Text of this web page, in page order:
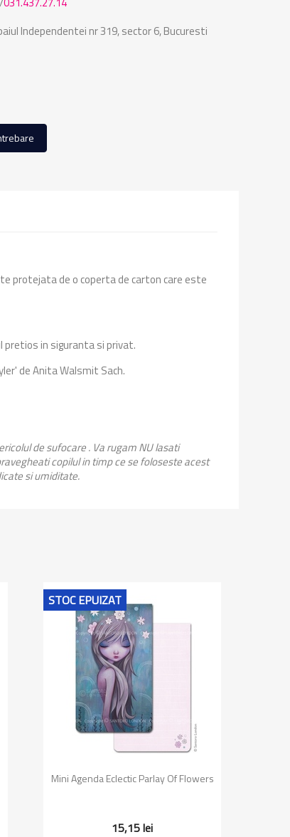
Independentei nr 319, sector 6, Bucuresti
protejata de o coperta de carton care este
pretios in siguranta si privat.
de Anita Walsmit Sach.
de sufocare . Va rugam NU lasati
copilul in timp ce se foloseste acest
si umiditate.
Vizualizare rapida
Mini Agenda Eclectic Parlay Of Flowers
15,15 lei
STOC EPUIZAT